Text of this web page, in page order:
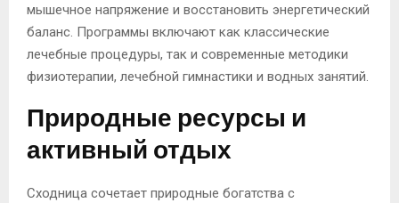
мышечное напряжение и восстановить энергетический
баланс. Программы включают как классические
лечебные процедуры, так и современные методики
физиотерапии, лечебной гимнастики и водных занятий.
Природные ресурсы и
активный отдых
Сходница сочетает природные богатства с